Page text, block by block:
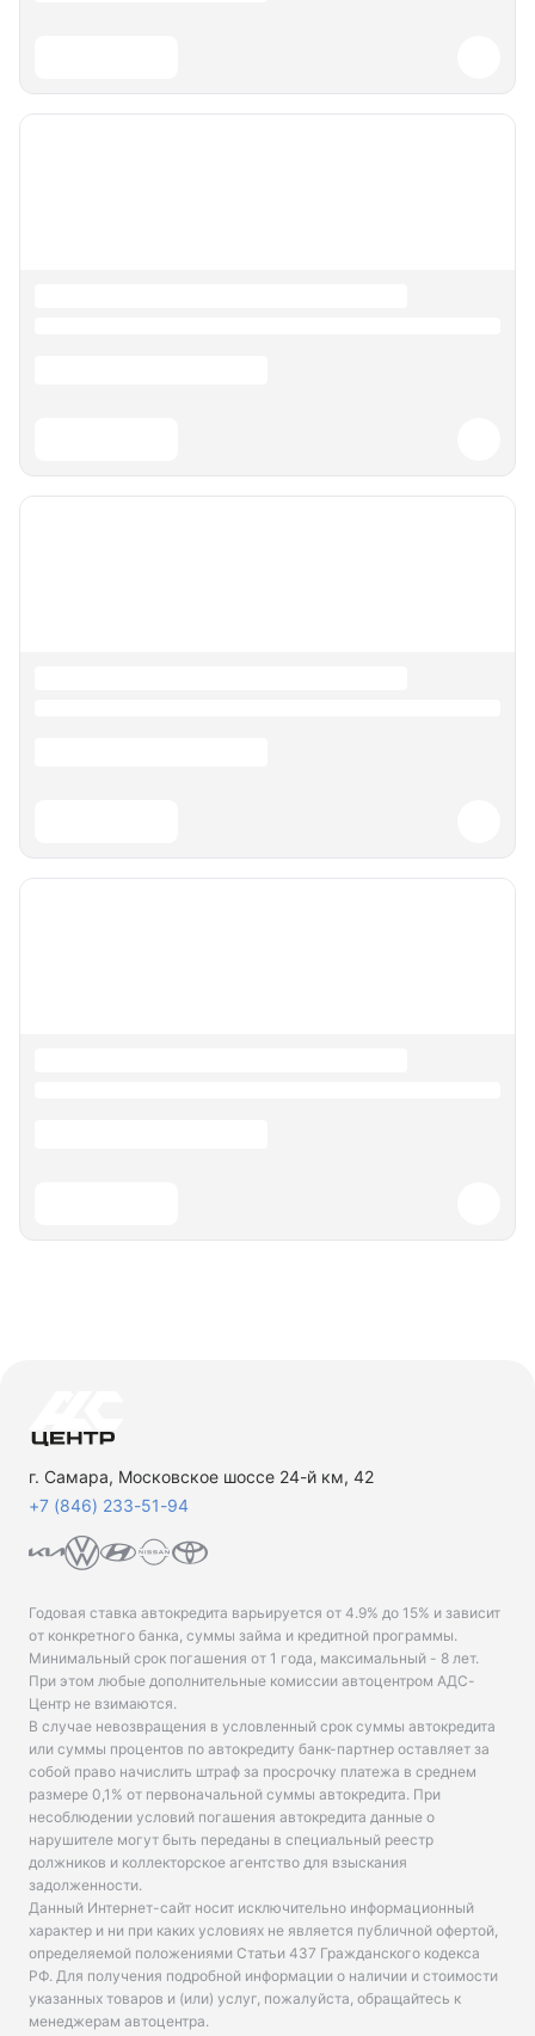
г. Самара, Московское шоссе 24-й км, 42
+7 (846) 233-51-94
Годовая ставка автокредита варьируется от 4.9% до 15% и зависит
от конкретного банка, суммы займа и кредитной программы.
Минимальный срок погашения от 1 года, максимальный - 8 лет.
При этом любые дополнительные комиссии автоцентром АДС-
Центр не взимаются.
В случае невозвращения в условленный срок суммы автокредита
или суммы процентов по автокредиту банк-партнер оставляет за
собой право начислить штраф за просрочку платежа в среднем
размере 0,1% от первоначальной суммы автокредита. При
несоблюдении условий погашения автокредита данные о
нарушителе могут быть переданы в специальный реестр
должников и коллекторское агентство для взыскания
задолженности.
Данный Интернет-сайт носит исключительно информационный
характер и ни при каких условиях не является публичной офертой,
определяемой положениями Статьи 437 Гражданского кодекса
РФ. Для получения подробной информации о наличии и стоимости
указанных товаров и (или) услуг, пожалуйста, обращайтесь к
менеджерам автоцентра.